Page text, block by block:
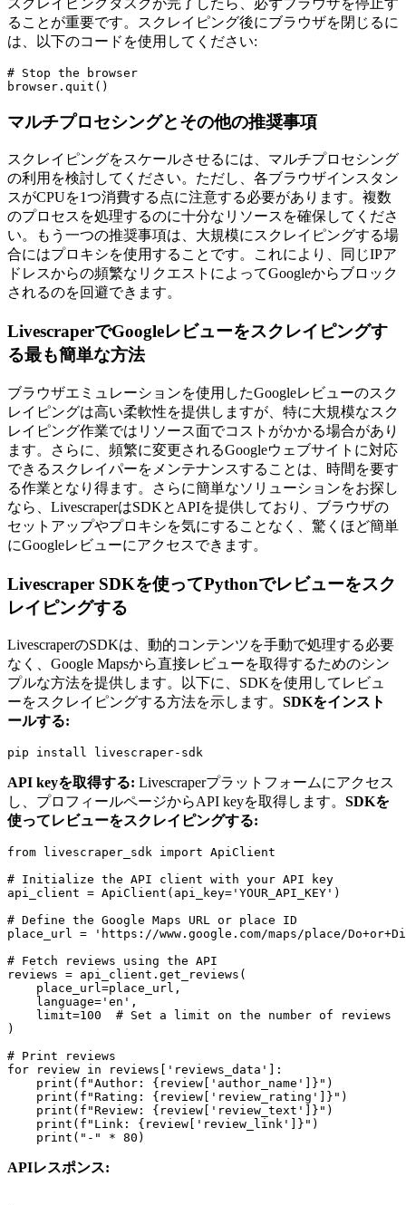
スクレイピングタスクが完了したら、必ずブラウザを停止す
ることが重要です。スクレイピング後にブラウザを閉じるに
は、以下のコードを使用してください:
# Stop the browser
マルチプロセシングとその他の推奨事項
スクレイピングをスケールさせるには、マルチプロセシング
の利用を検討してください。ただし、各ブラウザインスタン
スがCPUを1つ消費する点に注意する必要があります。複数
のプロセスを処理するのに十分なリソースを確保してくださ
い。もう一つの推奨事項は、大規模にスクレイピングする場
合にはプロキシを使用することです。これにより、同じIPア
ドレスからの頻繁なリクエストによってGoogleからブロック
されるのを回避できます。
LivescraperでGoogleレビューをスクレイピングす
る最も簡単な方法
ブラウザエミュレーションを使用したGoogleレビューのスク
レイピングは高い柔軟性を提供しますが、特に大規模なスク
レイピング作業ではリソース面でコストがかかる場合があり
ます。さらに、頻繁に変更されるGoogleウェブサイトに対応
できるスクレイパーをメンテナンスすることは、時間を要す
る作業となり得ます。さらに簡単なソリューションをお探し
なら、LivescraperはSDKとAPIを提供しており、ブラウザの
セットアップやプロキシを気にすることなく、驚くほど簡単
にGoogleレビューにアクセスできます。
Livescraper SDKを使ってPythonでレビューをスク
レイピングする
LivescraperのSDKは、動的コンテンツを手動で処理する必要
なく、Google Mapsから直接レビューを取得するためのシン
プルな方法を提供します。以下に、SDKを使用してレビュ
ーをスクレイピングする方法を示します。 SDKをインスト
ールする:
API keyを取得する: Livescraperプラットフォームにアクセス
し、プロフィールページからAPI keyを取得します。 SDKを
使ってレビューをスクレイピングする:
from livescraper_sdk import ApiClient
# Initialize the API client with your API key
api_client = ApiClient(api_key='YOUR_API_KEY')
# Define the Google Maps URL or place ID
place_url = 'https://www.google.com/maps/place/
# Fetch reviews using the API
reviews = api_client.get_reviews(
    place_url=place_url,
    language='en',
    limit=100  # Set a limit on the number of reviews
)
# Print reviews
for review in reviews['reviews_data']:
    print(f"Author: {review['author_name']}")
    print(f"Rating: {review['review_rating']}")
    print(f"Review: {review['review_text']}")
    print(f"Link: {review['review_link']}")
APIレスポンス: